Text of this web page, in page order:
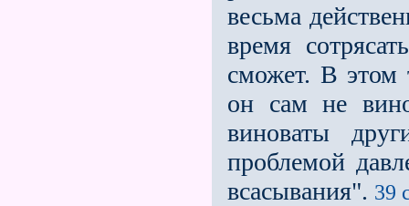
весьма
время
сможет. В этом
он сам не
виноваты
проблемой
всасывания". 39